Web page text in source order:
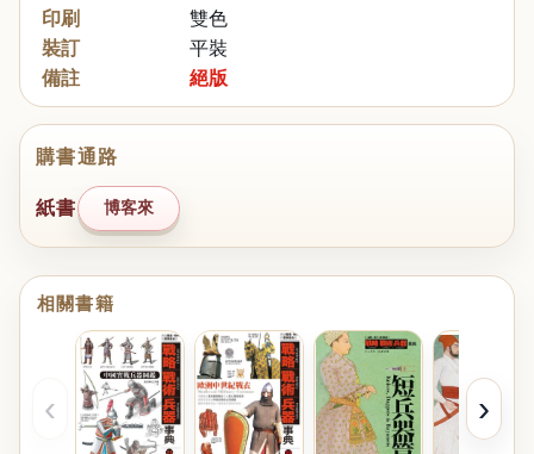
印刷
雙色
裝訂
平裝
備註
絕版
購書通路
紙書 博客來
相關書籍
‹ ›